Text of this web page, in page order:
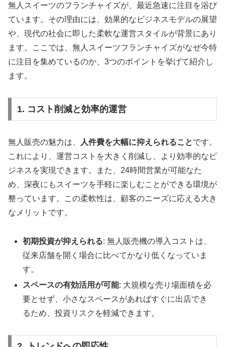
無人スイーツのフランチャイズが、最近急速に注目を浴び
ています。その理由には、効果的なビジネスモデルの展望
や、現代の社会に即した柔軟な運営スタイルが背景にあり
ます。ここでは、無人スイーツフランチャイズがなぜ今特
に注目を集めているのか、3つのポイントを挙げて紹介し
ます。
1. コスト削減と効率的運営
無人販売の魅力は、 人件費を大幅に抑えられることです。
これにより、運営コストを大きく削減し、より効率的なビ
ジネスを実現できます。また、24時間営業が可能なた
め、深夜にもスイーツを手軽に楽しむことができる環境が
整っています。この柔軟性は、顧客のニーズに応える大き
なメリットです。
初期投資が抑えられる: 無人販売機の導入コストは、
従来店舗を開く場合に比べてかなり低くなっていま
す。
スペースの有効活用が可能: 大規模な売り場面積を必
要とせず、小さなスペースがあればすぐに出店でき
るため、投資リスクを軽減できます。